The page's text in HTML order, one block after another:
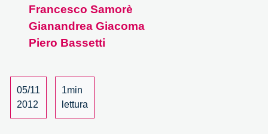
Francesco Samorè
Gianandrea Giacoma
Piero Bassetti
05/11
2012
1min
lettura